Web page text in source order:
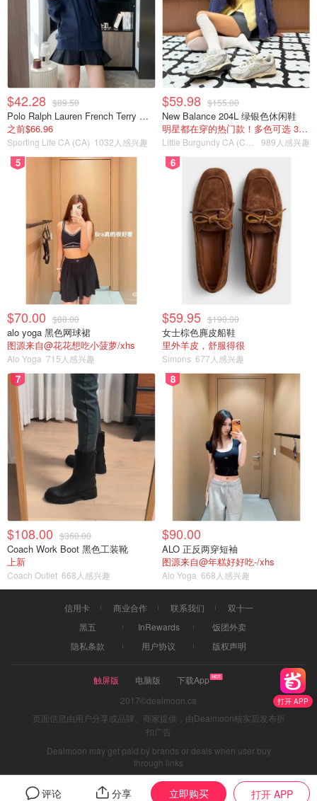
打开 APP
评论 分享 立即购买 打开 APP
$42.28 $89.50
Polo Ralph Lauren French Terry 女童连帽卫衣 7-16码
之前$66.96
Sporting Life CA (CA) 1032人感兴趣
$59.98 $155.00
New Balance 204L 绿银色休闲鞋
明星都在穿的热门款！多色可选 3.8折
989人感兴趣
5
$70.00 $88.00
alo yoga 黑色网球裙
图源来自@花花想吃小菠萝/xhs
Alo Yoga 715人感兴趣
6
$59.95 $190.00
女士棕色麂皮船鞋
里外羊皮，舒服得很
Simons 677人感兴趣
7
$108.00 $360.00
Coach Work Boot 黑色工装靴
上新
Coach Outlet 668人感兴趣
8
$90.00
ALO 正反两穿短袖
图源来自@年糕好好吃-/xhs
Alo Yoga 668人感兴趣
信用卡 商业合作 联系我们
双十一
黑五
InRewards
饭团外卖
隐私条款
用户协议 版权声明
触屏版 电脑版
下载App
2017©dealmoon.ca
页面信息由用户分享或品牌、商家提供，由Dealmoon核实后发布折
扣广告
Dealmoon may get paid by brands or deals when user buy
through links